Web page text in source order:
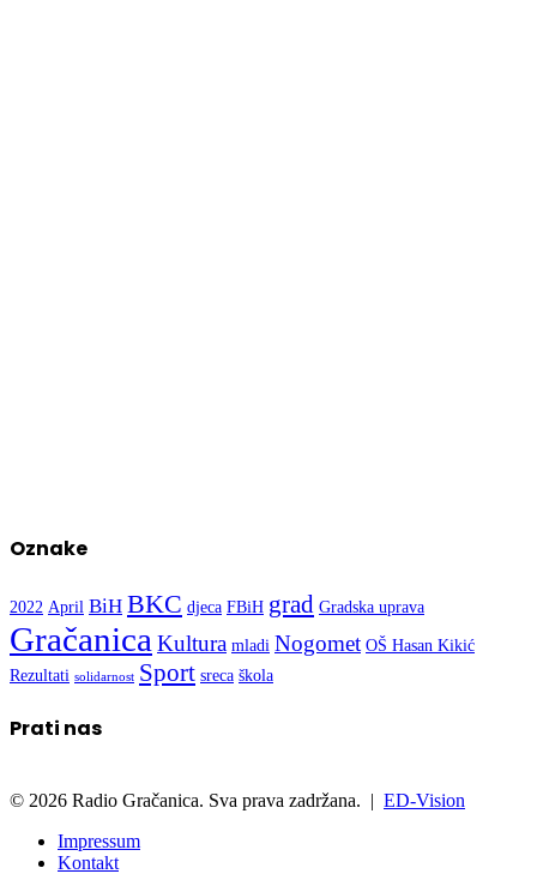
Oznake
2022 April BiH BKC djeca FBiH grad Gradska uprava
GračanicaKultura mladi Nogomet OŠ Hasan Kikić
Rezultati solidarnost Sport sreca škola
Prati nas
© 2026 Radio Gračanica. Sva prava zadržana. | ED-Vision
Impressum
Kontakt